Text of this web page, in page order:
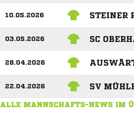
10.05.2026 STEINER
03.05.2026 SC
28.04.2026
22.04.2026 SV
ALLE MANNSCHAFTS-NEWS IM